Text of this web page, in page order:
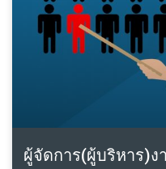
ผู้จัดการ(ผู้บริหาร)ง